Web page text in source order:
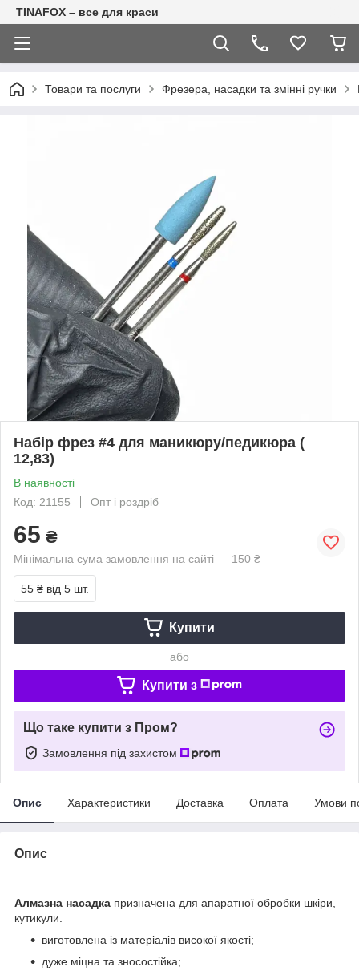
TINAFOX – все для краси
Товари та послуги Фрезера, насадки та змінні ручки
Набір фрез #4 для маникюру/педикюра (
12,83)
В наявності
Код: 21155
Опт і роздріб
65 ₴
Мінімальна сума замовлення на сайті — 150 ₴
55 ₴ від 5 шт.
Купити
або
Купити з
Що таке купити з Пром?
Замовлення під захистом
Опис Характеристики Доставка Оплата Умови
Опис
Алмазна насадка призначена для апаратної обробки шкіри,
кутикули.
виготовлена із матеріалів високої якості;
дуже міцна та зносостійка;